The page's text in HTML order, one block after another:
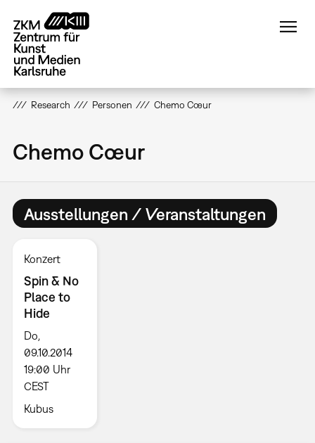
zum
Inhalt
Research Personen Chemo Cœur
Chemo Cœur
Ausstellungen / Veranstaltungen
Konzert
Spin & No
Place to
Hide
Do,
09.10.2014
19:00 Uhr
CEST
Kubus